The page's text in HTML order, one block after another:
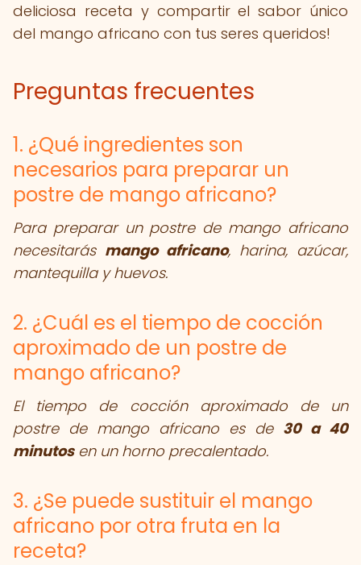
deliciosa receta y compartir el sabor único
del mango africano con tus seres queridos!
Preguntas frecuentes
1. ¿Qué ingredientes son
necesarios para preparar un
postre de mango africano?
Para preparar un postre de mango africano
necesitarás mango africano, harina, azúcar,
mantequilla y huevos.
2. ¿Cuál es el tiempo de cocción
aproximado de un postre de
mango africano?
El tiempo de cocción aproximado de un
postre de mango africano es de 30 a 40
minutosen un horno precalentado.
3. ¿Se puede sustituir el mango
africano por otra fruta en la
receta?